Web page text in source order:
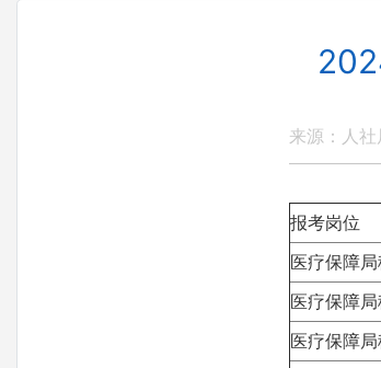
来源：人社
报考岗位
医疗保障
医疗保障
医疗保障